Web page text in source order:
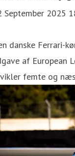
September 2025
danske Ferrari-
af European
femte og